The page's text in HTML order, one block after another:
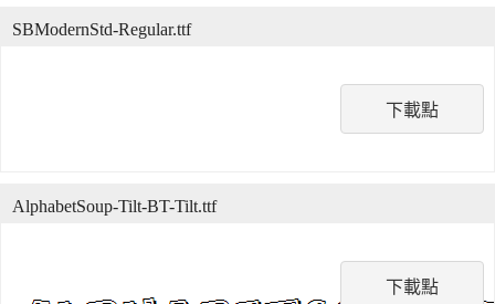
下載點
SBModernStd-Regular.ttf
下載點
AlphabetSoup-Tilt-BT-Tilt.ttf